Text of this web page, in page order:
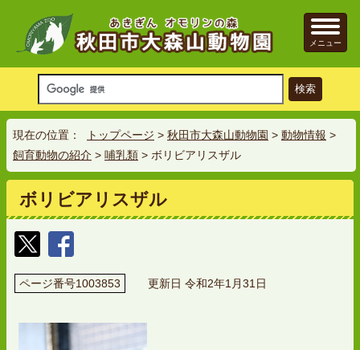
メニュー
現在の位置： トップページ > 秋田市大森山動物園 > 動物情報 >
飼育動物の紹介 > 哺乳類 > ボリビアリスザル
ボリビアリスザル
ページ番号1003853 更新日 令和2年1月31日